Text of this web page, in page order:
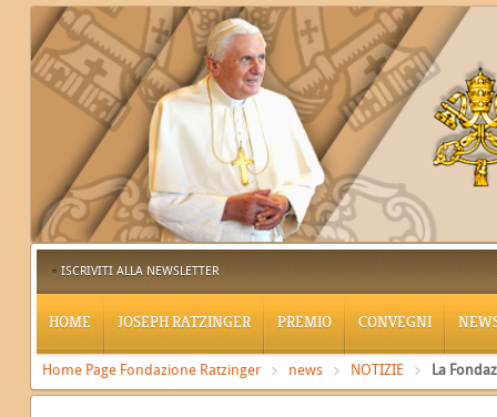
ISCRIVITI ALLA NEWSLETTER
HOME JOSEPH RATZINGER PREMIO CONVEGNI
Home Page Fondazione Ratzinger news NOTIZIE La